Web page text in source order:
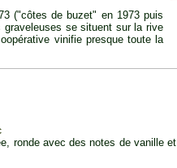
("côtes de buzet" en 1973 puis
se situent sur la rive
vinifie presque toute la
ronde avec des notes de vanille et